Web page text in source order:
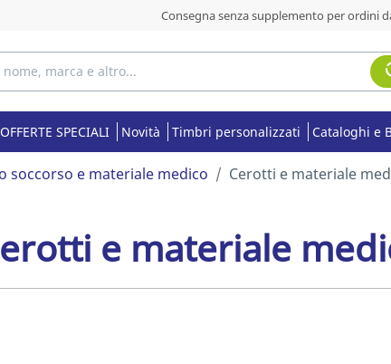
Consegna senza supplemento per ordini
OFFERTE SPECIALI Novità Timbri personalizzati Cataloghi e
soccorso e materiale medico Cerotti e materiale
e materiale